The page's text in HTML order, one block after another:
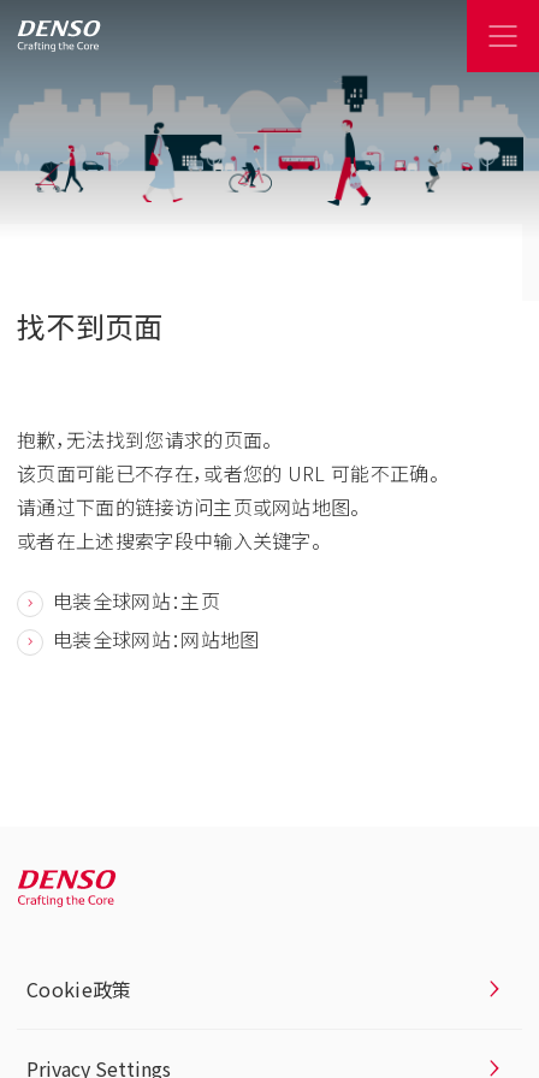
找不到页面
抱歉，无法找到您请求的页面。
该页面可能已不存在，或者您的 URL 可能不正确。
请通过下面的链接访问主页或网站地图。
或者在上述搜索字段中输入关键字。
电装全球网站：主页
电装全球网站：网站地图
Cookie政策
Privacy Settings